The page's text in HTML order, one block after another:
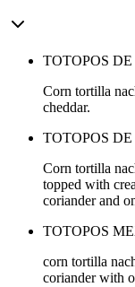
TOTOPOS
Corn tortilla
cheddar.
TOTOPOS
Corn tortilla
topped with
coriander and
TOTOPOS
corn tortilla
coriander with